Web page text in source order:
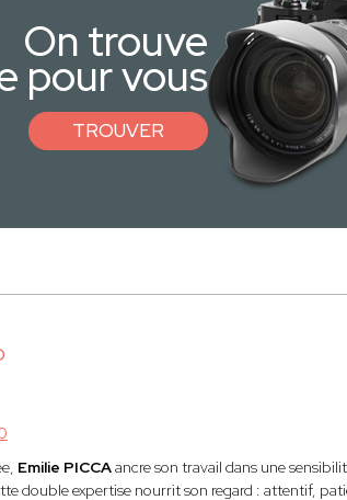
On trouve
pour vous
TROUVER
Emilie PICCAancre son travail dans une
double expertise nourrit son regard : attentif,